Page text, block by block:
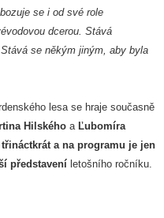
se i od své role
dcerou. Stává
se někým jiným, aby byla
lesa se hraje současně
Hilského a Ľubomíra
a na programu je jen
představení letošního ročníku.